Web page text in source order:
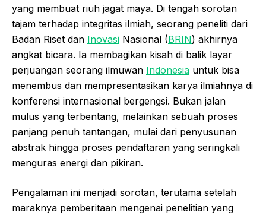
yang membuat riuh jagat maya. Di tengah sorotan
tajam terhadap integritas ilmiah, seorang peneliti dari
Badan Riset dan Inovasi Nasional (BRIN) akhirnya
angkat bicara. Ia membagikan kisah di balik layar
perjuangan seorang ilmuwan Indonesia untuk bisa
menembus dan mempresentasikan karya ilmiahnya di
konferensi internasional bergengsi. Bukan jalan
mulus yang terbentang, melainkan sebuah proses
panjang penuh tantangan, mulai dari penyusunan
abstrak hingga proses pendaftaran yang seringkali
menguras energi dan pikiran.
Pengalaman ini menjadi sorotan, terutama setelah
maraknya pemberitaan mengenai penelitian yang